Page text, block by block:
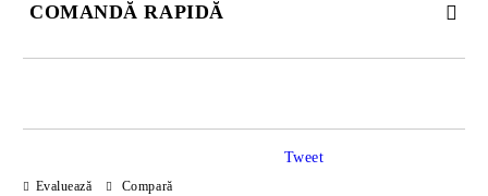
COMANDĂ RAPIDĂ
Evaluează Compară
Tweet